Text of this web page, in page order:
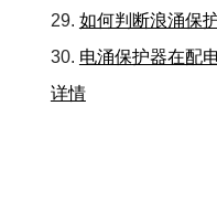
29. 如何判断浪涌保
30. 电涌保护器在配
详情